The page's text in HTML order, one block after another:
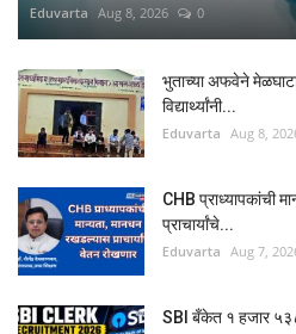
Eduvarta Aug 8, 2026 0
भुताच्या अफवेने
विद्यार्थ्यांनी...
Eduvarta Aug 8,
CHB प्राध्यापकांची
प्राचार्यांचे...
Eduvarta Aug 7,
SBI बँकेत १ हजार